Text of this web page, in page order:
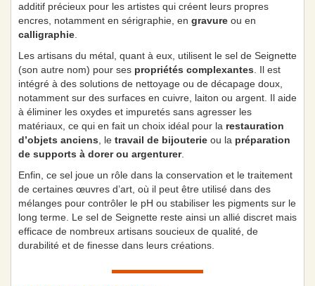
additif précieux pour les artistes qui créent leurs propres
encres, notamment en sérigraphie, en gravure ou en
calligraphie
Les artisans du métal, quant à eux, utilisent le sel de Seignette
(son autre nom) pour ses propriétés complexantes . Il est
intégré à des solutions de nettoyage ou de décapage doux,
notamment sur des surfaces en cuivre, laiton ou argent. Il aide
à éliminer les oxydes et impuretés sans agresser les
matériaux, ce qui en fait un choix idéal pour la restauration
d’objets anciens , le travail de bijouterie ou la préparation
de supports à dorer ou argenturer.
Enfin, ce sel joue un rôle dans la conservation et le traitement
de certaines œuvres d’art, où il peut être utilisé dans des
mélanges pour contrôler le pH ou stabiliser les pigments sur le
long terme. Le sel de Seignette reste ainsi un allié discret mais
efficace de nombreux artisans soucieux de qualité, de
durabilité et de finesse dans leurs créations.